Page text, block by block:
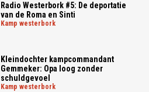
Radio Westerbork #5: De deportatie
van de Roma en Sinti
kamp westerbork
Kleindochter kampcommandant
Gemmeker: Opa loog zonder
schuldgevoel
kamp westerbork